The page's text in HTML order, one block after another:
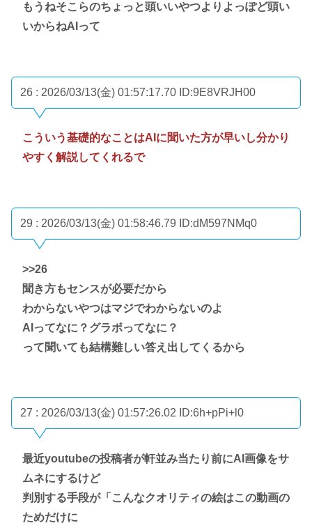
もうねそこらのちょっと頭いいやつよりよっぽど頭い
いからねAIって
26 : 2026/03/13(金) 01:57:17.70 ID:9E8VRJH00
こういう基礎的なことはAIに聞いた方が早いし分かり
やすく解説してくれるで
29 : 2026/03/13(金) 01:58:46.79 ID:dM597NMq0
>>26
聞き方もセンスが必要だから
わからないやつはマジでわからないのよ
AIってなに？グラボってなに？
って聞いても結構難しい答え出してくるから
27 : 2026/03/13(金) 01:57:26.02 ID:6h+pPi+l0
最近youtubeの投稿者が軒並み当たり前にAI画像をサ
ムネにするけど
判別する手段が「こんなクオリティの絵はこの動画の
ためだけに